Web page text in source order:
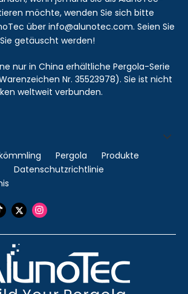
möchte, wenden Sie sich bitte
über info@alunotec.com. Seien Sie
getäuscht werden!
nur in China erhältliche Pergola-Serie
Nr. 35523978). Sie ist nicht
weltweit verbunden.
Pergola
Produkte
Datenschutzrichtlinie